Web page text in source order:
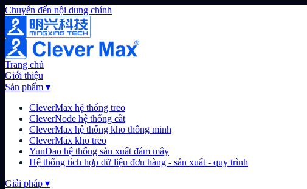
Chuyển đến nội dung chính
Trang chủ
Giới thiệu
Sản phẩm ▾
CleverMax hệ thống treo
CleverNode hệ thống cắt
CleverMax hệ thống kho thông minh
CleverMax kho treo
YunDao hệ thống sản xuất đám mây
Hệ thống tích hợp dữ liệu đơn hàng - sản xuất - quy trình
Giải pháp ▾